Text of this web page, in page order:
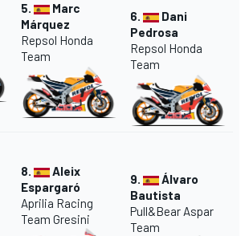
5.
Marc
Márquez
Repsol Honda
Team
6.
Dani
Pedrosa
Repsol Honda
Team
8.
Aleix
Espargaró
Aprilia Racing
Team Gresini
9.
Álvaro
Bautista
Pull&Bear Aspar
Team